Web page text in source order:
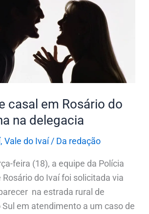
casal em Rosário do
na delegacia
, Vale do Ivaí/ Da redação
feira (18), a equipe da Polícia
do Ivaí foi solicitada via
na estrada rural de
em atendimento a um caso de